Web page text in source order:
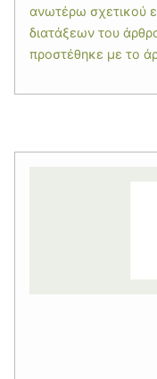
ανωτέρω σχετικού
διατάξεων του
προστέθηκε με το